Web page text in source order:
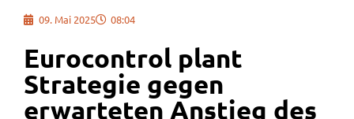
09. Mai 2025 08:04
Eurocontrol plant
Strategie gegen
erwarteten Anstieg des